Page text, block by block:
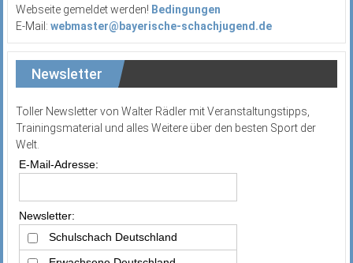
Webseite gemeldet werden! Bedingungen
E-Mail: webmaster@bayerische-schachjugend.de
Newsletter
Toller Newsletter von Walter Rädler mit Veranstaltungstipps,
Trainingsmaterial und alles Weitere über den besten Sport der
Welt.
E-Mail-Adresse:
Newsletter:
Schulschach Deutschland